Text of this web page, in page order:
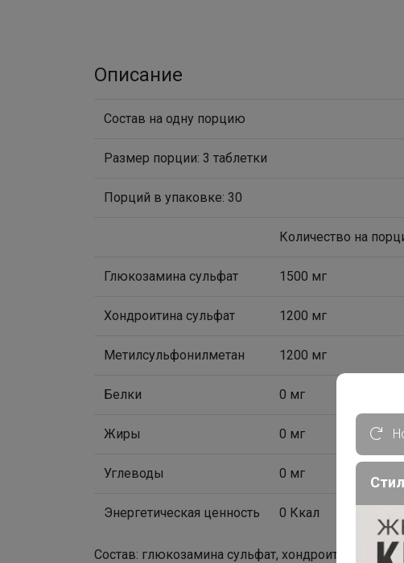
Описание
Состав на одну порцию
Размер порции: 3 таблетки
Порций в упаковке: 30
Количество на
Глюкозамина сульфат 1500 мг
Хондроитина сульфат 1200 мг
Метилсульфонилметан 1200 мг
Белки 0 мг
Жиры 0 мг
Углеводы 0 мг
Энергетическая ценность 0 Ккал
Состав: глюкозамина сульфат, хондроитина